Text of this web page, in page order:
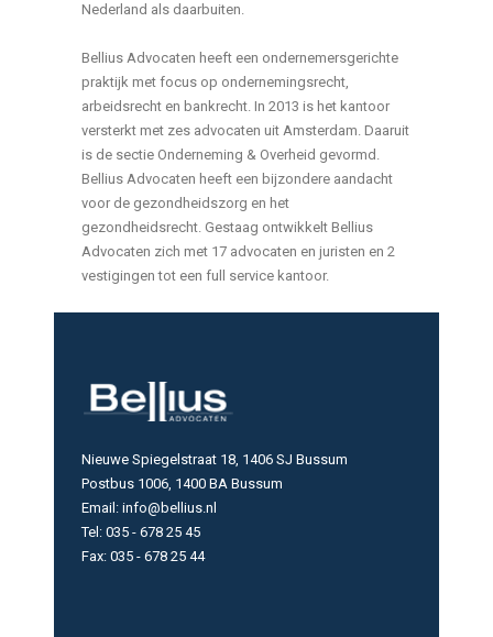
Nederland als daarbuiten.
Bellius Advocaten heeft een ondernemersgerichte
praktijk met focus op ondernemingsrecht,
arbeidsrecht en bankrecht. In 2013 is het kantoor
versterkt met zes advocaten uit Amsterdam. Daaruit
is de sectie Onderneming & Overheid gevormd.
Bellius Advocaten heeft een bijzondere aandacht
voor de gezondheidszorg en het
gezondheidsrecht. Gestaag ontwikkelt Bellius
Advocaten zich met 17 advocaten en juristen en 2
vestigingen tot een full service kantoor.
Nieuwe Spiegelstraat 18, 1406 SJ Bussum
Postbus 1006, 1400 BA Bussum
Email: info@bellius.nl
Tel: 035 - 678 25 45
Fax: 035 - 678 25 44